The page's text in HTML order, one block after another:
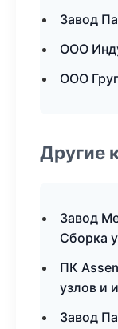
Завод
ООО
ООО
Другие
Завод
Сборка
ПК
узлов и
Завод